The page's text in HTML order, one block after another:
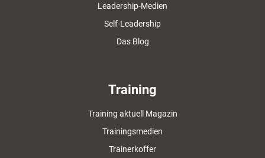
Leadership-Medien
Self-Leadership
Das Blog
Training
Training aktuell Magazin
Trainingsmedien
Trainerkoffer